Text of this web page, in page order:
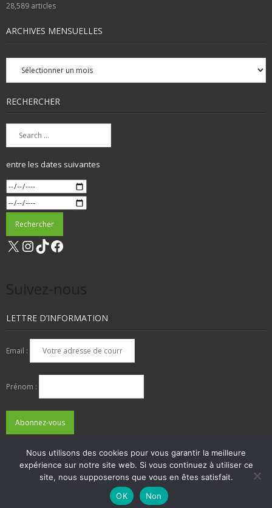
28,589 articles
ARCHIVES MENSUELLES
Archives
mensuelles
RECHERCHER
entre les dates suivantes
X Instagram
TikTok
LETTRE D’INFORMATION
Email :
Prénom :
ADHÉSIONS, DONS, CONTACT
MENTIONS LÉGALES
Think Up Themes Ltd. Powered by
Nous utilisons des cookies pour vous garantir la meilleure
expérience sur notre site web. Si vous continuez à utiliser ce
site, nous supposerons que vous en êtes satisfait.
OK
Non